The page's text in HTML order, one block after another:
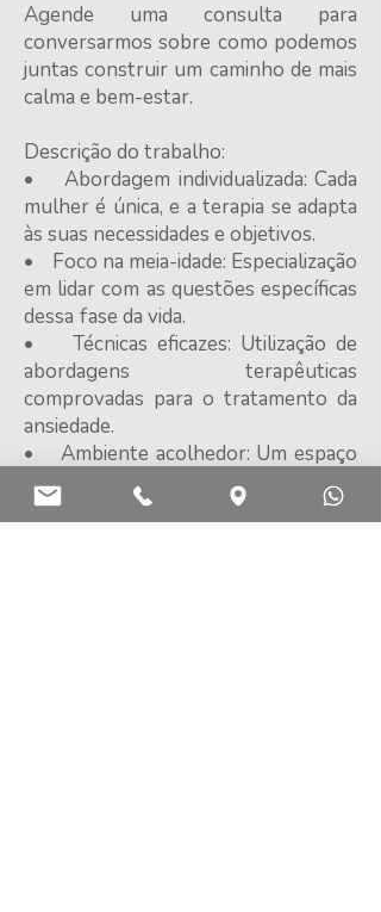
Agende uma consulta para
conversarmos sobre como podemos
juntas construir um caminho de mais
calma e bem-estar.
Descrição do trabalho:
• Abordagem individualizada: Cada
mulher é única, e a terapia se adapta
às suas necessidades e objetivos.
• Foco na meia-idade: Especialização
em lidar com as questões específicas
dessa fase da vida.
• Técnicas eficazes: Utilização de
abordagens terapêuticas
comprovadas para o tratamento da
ansiedade.
• Ambiente acolhedor: Um espaço
seguro para você se expressar e se
sentir compreendida.